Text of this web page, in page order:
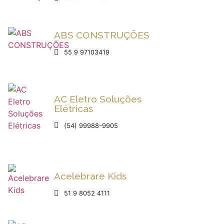
ABS CONSTRUÇÕES
55 9 97103419
AC Eletro Soluções
Elétricas
(54) 99988-9905
Acelebrare Kids
51 9 8052 4111